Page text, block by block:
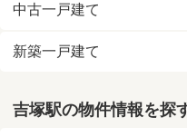
中古一戸建て
新築一戸建て
吉塚駅の物件情報を探